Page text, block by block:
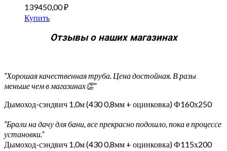
139450,00₽
Купить
Отзывы о наших магазинах
“Хорошая качественная труба. Цена достойная. В разы
меньше чем в магазинах👏”
Дымоход-сэндвич 1,0м (430 0,8мм + оцинковка) Ф160х250
“Брали на дачу для бани, все прекрасно подошло, пока в процессе
установки.”
Дымоход-сэндвич 1,0м (430 0,8мм + оцинковка) Ф115х200